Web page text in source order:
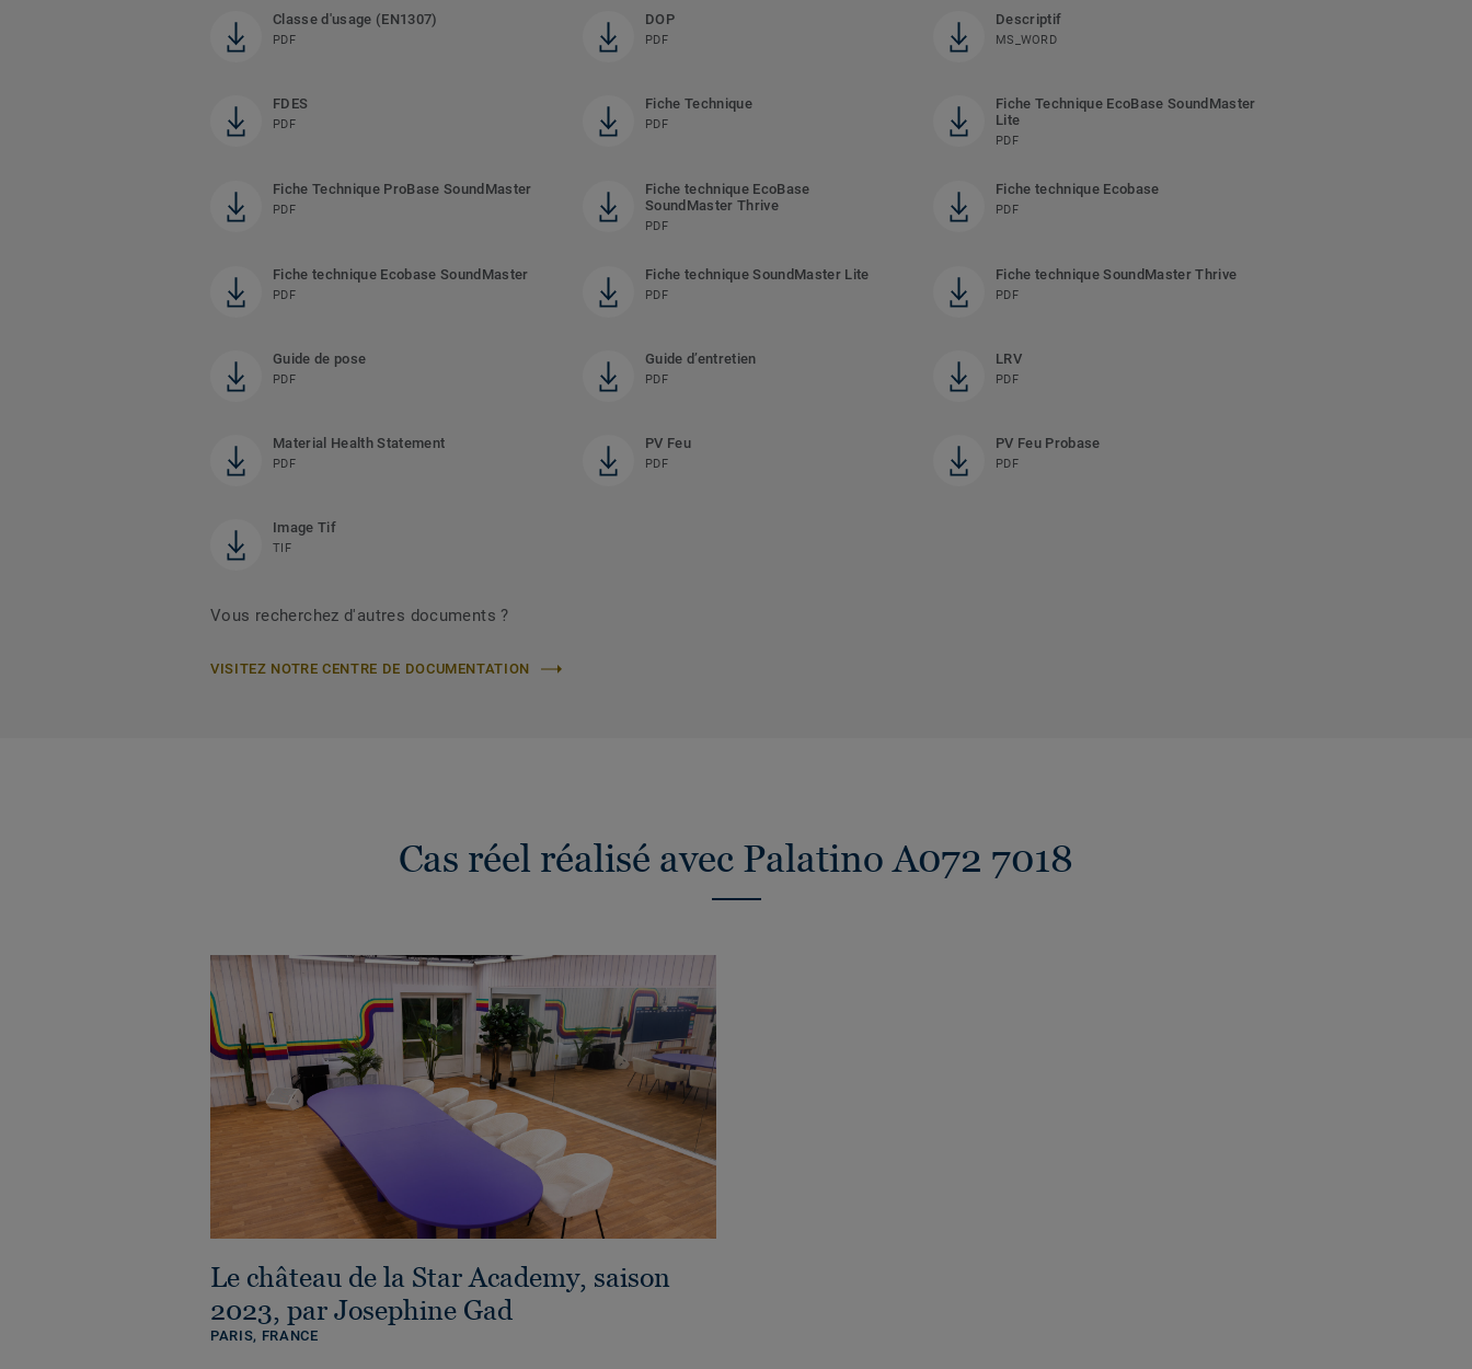
Classe d'usage (EN1307)
PDF
DOP
PDF
Descriptif
MS_WORD
FDES
PDF
Fiche Technique
PDF
Fiche Technique EcoBase SoundMaster
Lite
PDF
Fiche Technique ProBase SoundMaster
PDF
Fiche technique EcoBase
SoundMaster Thrive
PDF
Fiche technique Ecobase
PDF
Fiche technique Ecobase SoundMaster
PDF
Fiche technique SoundMaster Lite
PDF
Fiche technique SoundMaster Thrive
PDF
Guide de pose
PDF
Guide d’entretien
PDF
LRV
PDF
Material Health Statement
PDF
PV Feu
PDF
PV Feu Probase
PDF
Image Tif
TIF
Vous recherchez d'autres documents ?
VISITEZ NOTRE CENTRE DE DOCUMENTATION
Cas réel réalisé avec Palatino A072 7018
Le château de la Star Academy, saison
2023, par Josephine Gad
PARIS, FRANCE